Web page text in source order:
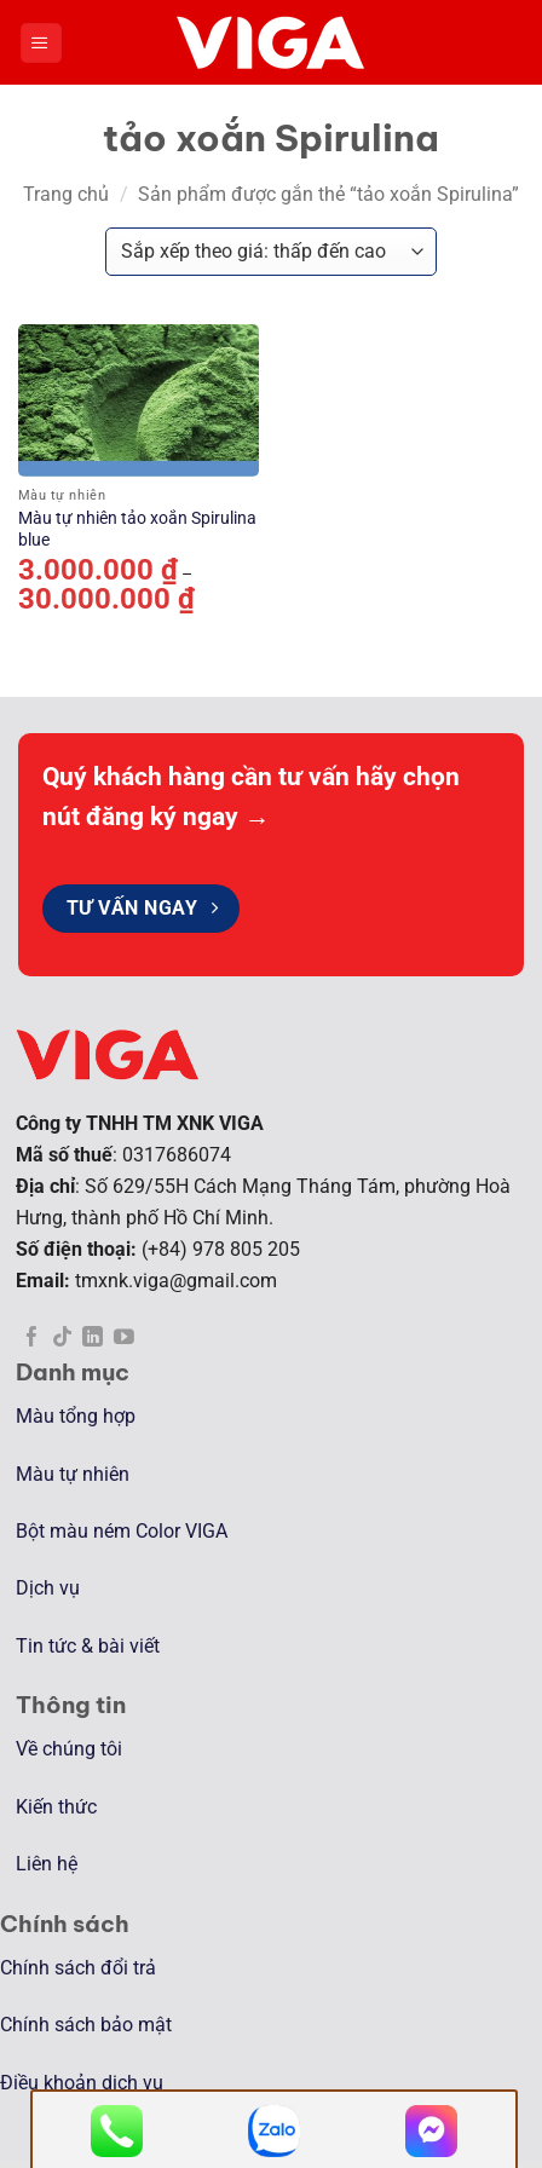
tảo xoắn Spirulina
Trang chủ / Sản phẩm được gắn thẻ “tảo xoắn Spirulina”
Màu tự nhiên
Màu tự nhiên tảo xoắn Spirulina
blue
3.000.000 ₫ –
30.000.000 ₫Khoảng
giá:
Quý khách hàng cần tư vấn hãy chọn
nút đăng ký ngay →
TƯ VẤN NGAY
Công ty TNHH TM XNK VIGA
Mã số thuế: 0317686074
Địa chỉ: Số 629/55H Cách Mạng Tháng Tám, phường Hoà
Hưng, thành phố Hồ Chí Minh.
Số điện thoại: (+84) 978 805 205
Email: tmxnk.viga@gmail.com
Danh mục
Màu tổng hợp
Màu tự nhiên
Bột màu ném Color VIGA
Dịch vụ
Tin tức & bài viết
Thông tin
Về chúng tôi
Kiến thức
Liên hệ
Chính sách
Chính sách đổi trả
Chính sách bảo mật
Điều khoản dịch vụ